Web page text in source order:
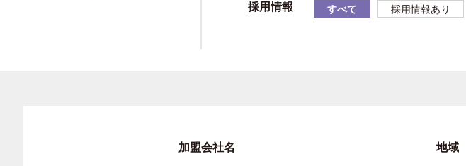
採用情報 すべて 採用情報あり
加盟会社名 地域